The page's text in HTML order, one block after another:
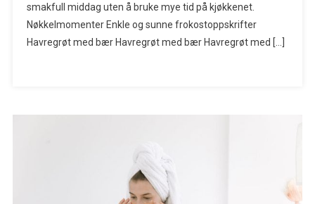
smakfull middag uten å bruke mye tid på kjøkkenet.
Nøkkelmomenter Enkle og sunne frokostoppskrifter
Havregrøt med bær Havregrøt med bær Havregrøt med […]